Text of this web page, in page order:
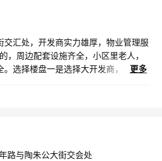
开发理念，力争将本项目打造成定陶
襄正华府成为定陶新城市的形象窗口！
更多
交汇处，开发商实力雄厚，物业管理服
，周边配套设施齐全，小区里老人，
选择楼盘一是选择大开发商，
路与陶朱公大街交会处